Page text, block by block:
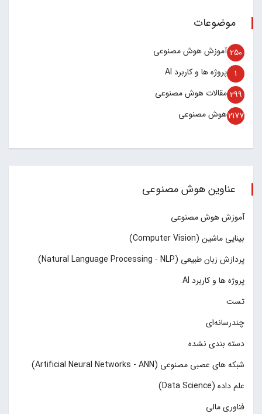
موضوعات
آموزش هوش مصنوعی 250
پروژه ها و کاربرد AI 1
مقالات هوش مصنوعی 299
هوش مصنوعی2177
عناوین هوش مصنوعی
آموزش هوش مصنوعی
بینایی ماشین (Computer Vision)
پردازش زبان طبیعی (Natural Language Processing - NLP)
پروژه ها و کاربرد AI
تست
چند‌‌رسانه‌ای
دسته بندی نشده
شبکه های عصبی مصنوعی (Artificial Neural Networks - ANN)
علم داده (Data Science)
فناوری مالی